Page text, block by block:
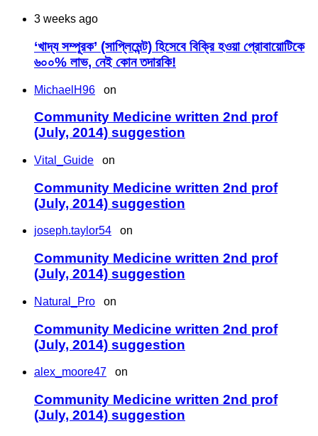
3 weeks ago
‘খাদ্য সম্পূরক’ (সাপ্লিমেন্ট) হিসেবে বিক্রি হওয়া প্রোবায়োটিকে
৬০০% লাভ, নেই কোন তদারকি!
MichaelH96 on
Community Medicine written 2nd prof
(July, 2014) suggestion
Vital_Guide on
Community Medicine written 2nd prof
(July, 2014) suggestion
joseph.taylor54 on
Community Medicine written 2nd prof
(July, 2014) suggestion
Natural_Pro on
Community Medicine written 2nd prof
(July, 2014) suggestion
alex_moore47 on
Community Medicine written 2nd prof
(July, 2014) suggestion